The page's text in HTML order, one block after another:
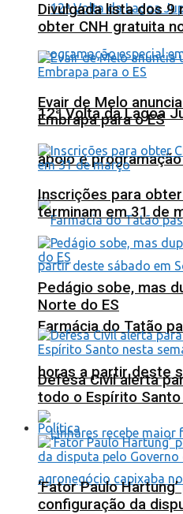
12ª Volta da Lagoa
apoio e
Farmácia do Tatão
horas a partir deste
Divulgada lista dos
obter CNH gratuita
Evair de Melo
Embrapa para o ES
Inscrições para
terminam em 31 de
Pedágio sobe, mas
Norte do ES
Defesa Civil alerta
todo o Espírito
Política
‘Fator Paulo
configuração da